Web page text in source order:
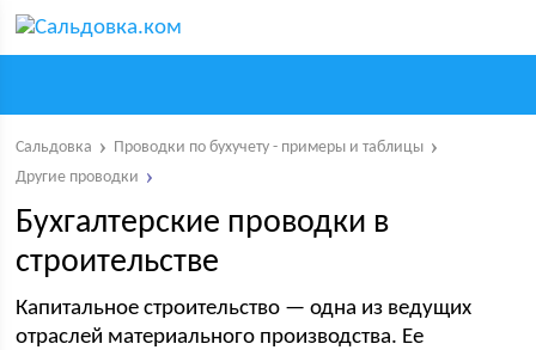
Сальдовка
Проводки по бухучету - примеры и таблицы
Другие проводки
Бухгалтерские проводки в
строительстве
Капитальное строительство — одна из ведущих
отраслей материального производства. Ее